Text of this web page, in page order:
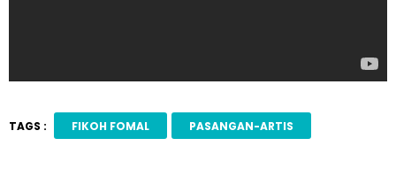
TAGS : FIKOH FOMAL PASANGAN-ARTIS